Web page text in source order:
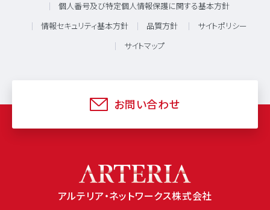
個人番号及び特定個人情報保護に関する基本方針
情報セキュリティ基本方針 品質方針 サイトポリシー
サイトマップ
お問い合わせ
アルテリア・ネットワークス株式会社